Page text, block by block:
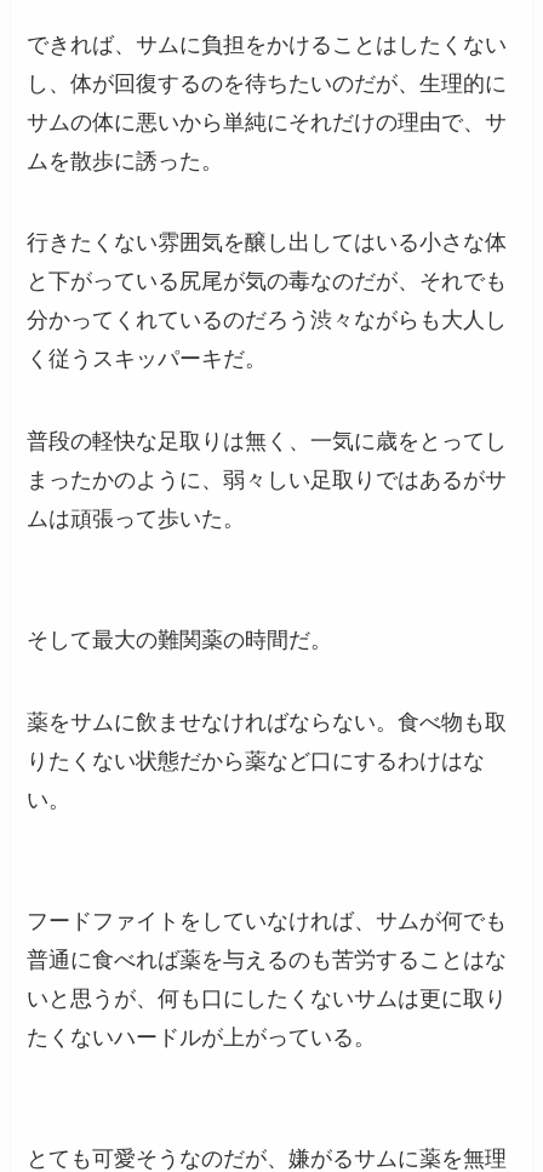
できれば、サムに負担をかけることはしたくない
し、体が回復するのを待ちたいのだが、生理的に
サムの体に悪いから単純にそれだけの理由で、サ
ムを散歩に誘った。
行きたくない雰囲気を醸し出してはいる小さな体
と下がっている尻尾が気の毒なのだが、それでも
分かってくれているのだろう渋々ながらも大人し
く従うスキッパーキだ。
普段の軽快な足取りは無く、一気に歳をとってし
まったかのように、弱々しい足取りではあるがサ
ムは頑張って歩いた。
そして最大の難関薬の時間だ。
薬をサムに飲ませなければならない。食べ物も取
りたくない状態だから薬など口にするわけはな
い。
フードファイトをしていなければ、サムが何でも
普通に食べれば薬を与えるのも苦労することはな
いと思うが、何も口にしたくないサムは更に取り
たくないハードルが上がっている。
とても可愛そうなのだが、嫌がるサムに薬を無理